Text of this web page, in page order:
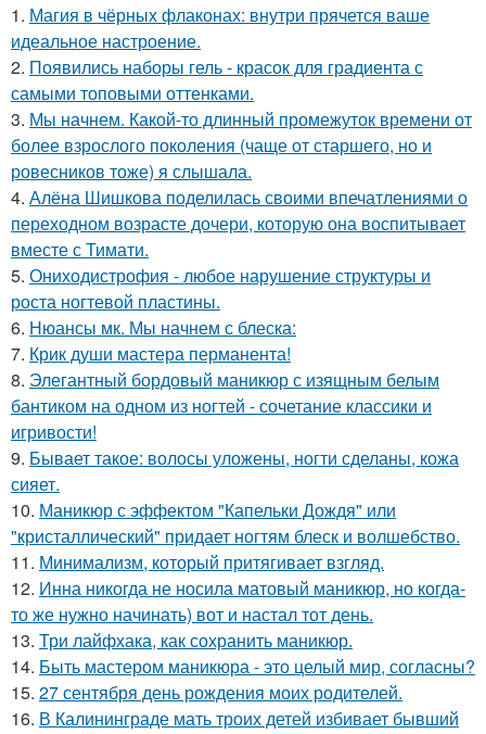
1. Магия в чёрных флаконах: внутри прячется ваше
идеальное настроение.
2. Появились наборы гель - красок для градиента с
самыми топовыми оттенками.
3. Мы начнем. Какой-то длинный промежуток времени от
более взрослого поколения (чаще от старшего, но и
ровесников тоже) я слышала.
4. Алёна Шишкова поделилась своими впечатлениями о
переходном возрасте дочери, которую она воспитывает
вместе с Тимати.
5. Ониходистрофия - любое нарушение структуры и
роста ногтевой пластины.
6. Нюансы мк. Мы начнем с блеска:
7. Крик души мастера перманента!
8. Элегантный бордовый маникюр с изящным белым
бантиком на одном из ногтей - сочетание классики и
игривости!
9. Бывает такое: волосы уложены, ногти сделаны, кожа
сияет.
10. Маникюр с эффектом "Капельки Дождя" или
"кристаллический" придает ногтям блеск и волшебство.
11. Минимализм, который притягивает взгляд.
12. Инна никогда не носила матовый маникюр, но когда-
то же нужно начинать) вот и настал тот день.
13. Три лайфхака, как сохранить маникюр.
14. Быть мастером маникюра - это целый мир, согласны?
15. 27 сентября день рождения моих родителей.
16. В Калининграде мать троих детей избивает бывший